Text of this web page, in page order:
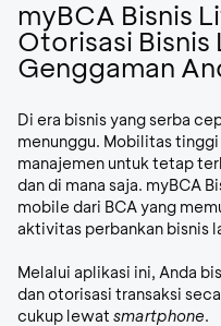
myBCA Bisnis
Otorisasi Bisnis
Genggaman
Di era bisnis yang serba
menunggu. Mobilitas
manajemen untuk tetap
dan di mana saja. myBCA
mobile dari BCA yang
aktivitas perbankan bisnis
Melalui aplikasi ini, Anda
dan otorisasi transaksi
cukup lewat smartphone.